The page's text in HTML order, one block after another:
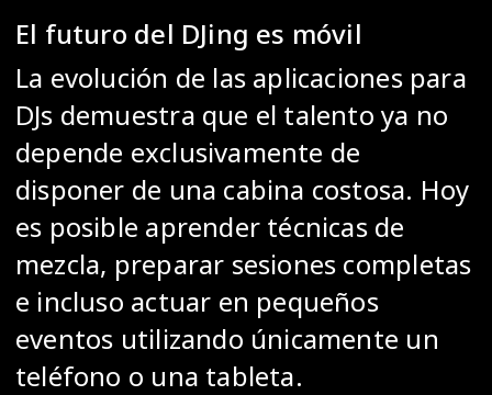
El futuro del DJing es móvil
La evolución de las aplicaciones para
DJs demuestra que el talento ya no
depende exclusivamente de
disponer de una cabina costosa. Hoy
es posible aprender técnicas de
mezcla, preparar sesiones completas
e incluso actuar en pequeños
eventos utilizando únicamente un
teléfono o una tableta.